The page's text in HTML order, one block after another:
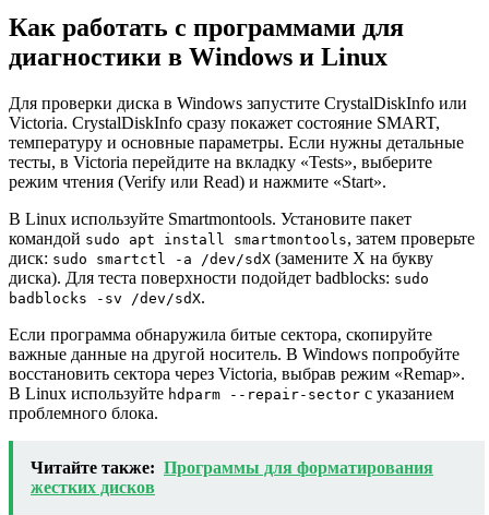
Как работать с программами для
диагностики в Windows и Linux
Для проверки диска в Windows запустите CrystalDiskInfo или
Victoria. CrystalDiskInfo сразу покажет состояние SMART,
температуру и основные параметры. Если нужны детальные
тесты, в Victoria перейдите на вкладку «Tests», выберите
режим чтения (Verify или Read) и нажмите «Start».
В Linux используйте Smartmontools. Установите пакет
командой sudo apt install smartmontools, затем проверьте
диск: sudo smartctl -a /dev/sdX (замените X на букву
диска). Для теста поверхности подойдет badblocks: sudo
badblocks -sv /dev/sdX.
Если программа обнаружила битые сектора, скопируйте
важные данные на другой носитель. В Windows попробуйте
восстановить сектора через Victoria, выбрав режим «Remap».
В Linux используйте hdparm --repair-sector с указанием
проблемного блока.
Читайте также: Программы для форматирования
жестких дисков